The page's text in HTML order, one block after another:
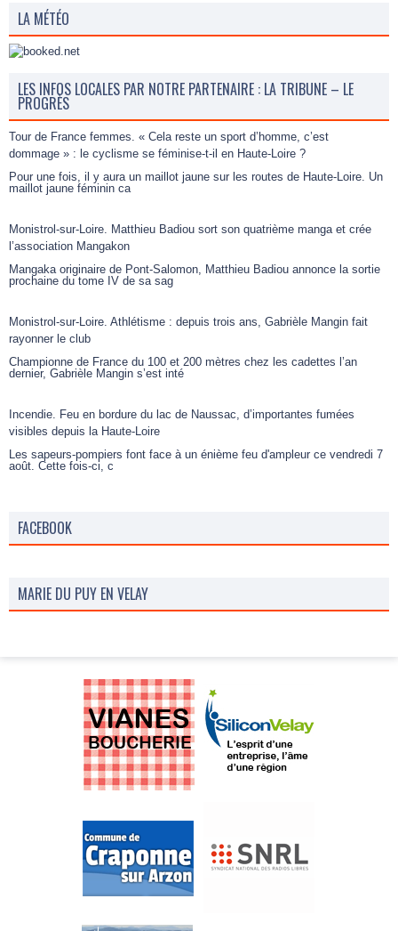
LA MÉTÉO
LES INFOS LOCALES PAR NOTRE PARTENAIRE : LA TRIBUNE – LE
PROGRÈS
Tour de France femmes. « Cela reste un sport d’homme, c’est
dommage » : le cyclisme se féminise-t-il en Haute-Loire ?
Pour une fois, il y aura un maillot jaune sur les routes de Haute-Loire. Un
maillot jaune féminin ca
Monistrol-sur-Loire. Matthieu Badiou sort son quatrième manga et crée
l’association Mangakon
Mangaka originaire de Pont-Salomon, Matthieu Badiou annonce la sortie
prochaine du tome IV de sa sag
Monistrol-sur-Loire. Athlétisme : depuis trois ans, Gabrièle Mangin fait
rayonner le club
Championne de France du 100 et 200 mètres chez les cadettes l’an
dernier, Gabrièle Mangin s’est inté
Incendie. Feu en bordure du lac de Naussac, d’importantes fumées
visibles depuis la Haute-Loire
Les sapeurs-pompiers font face à un énième feu d'ampleur ce vendredi 7
août. Cette fois-ci, c
FACEBOOK
MARIE DU PUY EN VELAY